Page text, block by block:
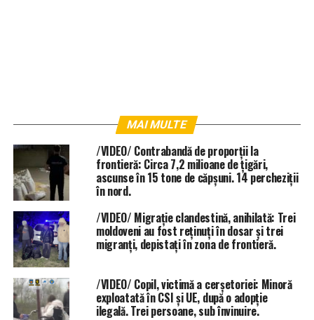
MAI MULTE
/VIDEO/ Contrabandă de proporții la
frontieră: Circa 7,2 milioane de țigări,
ascunse în 15 tone de căpșuni. 14 percheziții
în nord.
/VIDEO/ Migrație clandestină, anihilată: Trei
moldoveni au fost reținuți în dosar și trei
migranți, depistați în zona de frontieră.
/VIDEO/ Copil, victimă a cerșetoriei: Minoră
exploatată în CSI și UE, după o adopție
ilegală. Trei persoane, sub învinuire.